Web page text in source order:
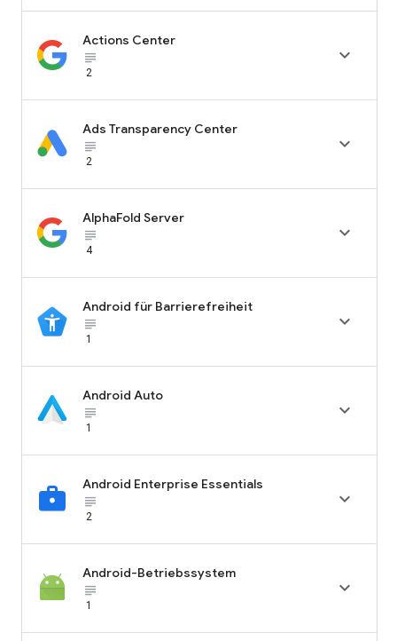
Actions Center
subject_black
2

Ads Transparency Center
subject_black
2

AlphaFold Server
subject_black
4

Android für Barrierefreiheit
subject_black
1

Android Auto
subject_black
1

Android Enterprise Essentials
subject_black
2

Android-Betriebssystem
subject_black
1
